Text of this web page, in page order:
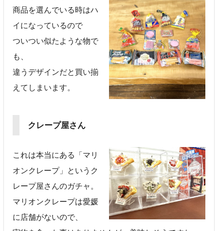
商品を選んでいる時はハ
イになっているので
ついつい似たような物で
も、
違うデザインだと買い揃
えてしまいます。
クレープ屋さん
これは本当にある「マリ
オンクレープ」というク
レープ屋さんのガチャ。
マリオンクレープは愛媛
に店舗がないので、